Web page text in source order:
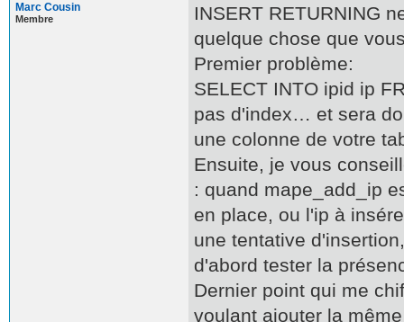
Marc Cousin
Membre
INSERT RETURNING
quelque chose que
Premier problème:
SELECT INTO ipid ip
pas d'index… et sera
une colonne de votre
Ensuite, je vous
: quand mape_add_ip
en place, ou l'ip à
une tentative
d'abord tester la
Dernier point qui me
voulant ajouter la